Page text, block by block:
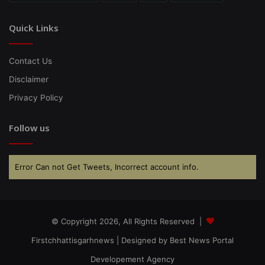
Quick Links
Contact Us
Disclaimer
Privacy Policy
Follow us
Error Can not Get Tweets, Incorrect account info.
© Copyright 2026, All Rights Reserved |
Firstchhattisgarhnews | Designed by Best News Portal
Developement Agency